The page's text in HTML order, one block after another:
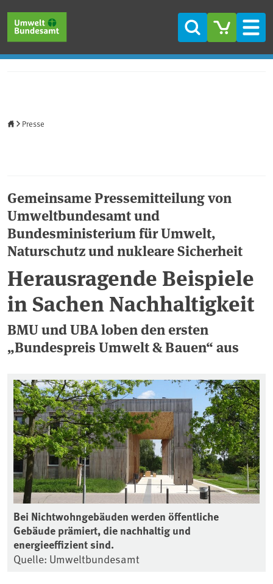
Suche
Presse
Gemeinsame Pressemitteilung von
Umweltbundesamt und
Bundesministerium für Umwelt,
Naturschutz und nukleare Sicherheit
Herausragende Beispiele
in Sachen Nachhaltigkeit
BMU und UBA loben den ersten
„Bundespreis Umwelt & Bauen“ aus
Bei Nichtwohngebäuden werden öffentliche
Gebäude prämiert, die nachhaltig und
energieeffizient sind.
Quelle: Umweltbundesamt